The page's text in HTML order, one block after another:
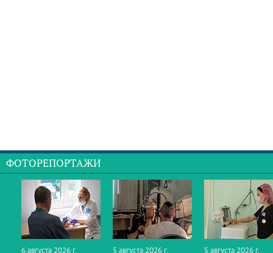
ФОТОРЕПОРТАЖИ
6 августа 2026 г. 5 августа 2026 г. 5 августа 2026 г.